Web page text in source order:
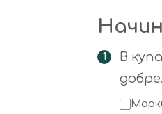
В
добре.